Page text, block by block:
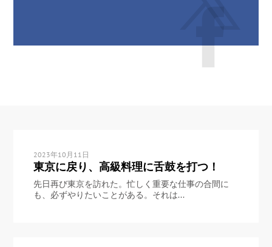
2023年10月11日
東京に戻り、高級料理に舌鼓を打つ！
先日再び東京を訪れた。忙しく重要な仕事の合間に
も、必ずやりたいことがある。それは...